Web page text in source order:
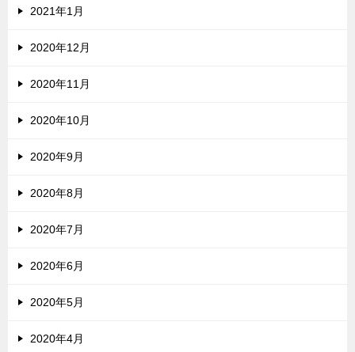
2021年1月
2020年12月
2020年11月
2020年10月
2020年9月
2020年8月
2020年7月
2020年6月
2020年5月
2020年4月